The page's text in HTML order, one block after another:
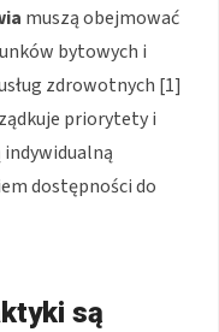
muszą obejmować
bytowych i
zdrowotnych [1]
priorytety i
indywidualną
dostępności do
są